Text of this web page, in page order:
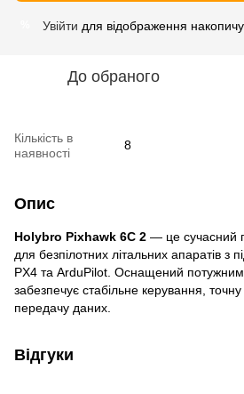
Увійти для відображення
До обраного
Кількість в
наявності
8
Опис
Holybro Pixhawk 6C 2 — це сучасний
для безпілотних літальних апаратів з
PX4 та ArduPilot. Оснащений
забезпечує стабільне керування, точну
передачу даних.
Відгуки